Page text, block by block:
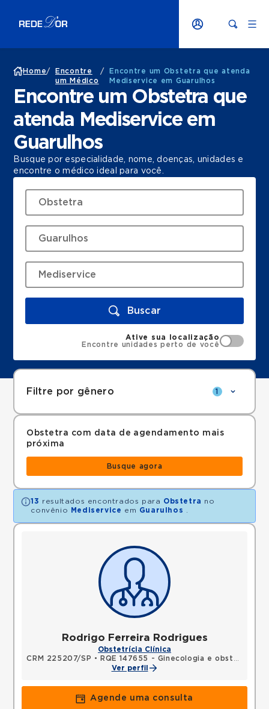
Home/
Encontre
um Médico
/
Encontre um Obstetra que atenda
Mediservice em Guarulhos
Encontre um Obstetra que
atenda Mediservice em
Guarulhos
Busque por especialidade, nome, doenças, unidades e
encontre o médico ideal para você.
Buscar
Ative sua localização
Encontre unidades perto de você
Filtre por gênero 1
Obstetra com data de agendamento mais
próxima
Busque agora
13 resultados encontrados para Obstetra no
convênio
Mediservice em Guarulhos
Rodrigo Ferreira Rodrigues
Obstetrícia Clínica
CRM 225207/SP •
RQE 147655 - Ginecologia e obstetrícia
Ver perfil
Agende uma consulta